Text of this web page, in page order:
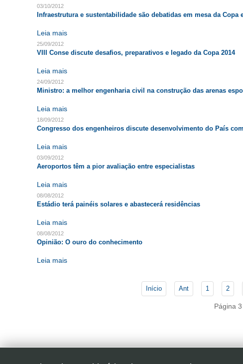
03/10/2012
Infraestrutura e sustentabilidade são debatidas em mesa da Copa
Leia mais
25/09/2012
VIII Conse discute desafios, preparativos e legado da Copa 2014
Leia mais
24/09/2012
Ministro: a melhor engenharia civil na construção das arenas
Leia mais
18/09/2012
Congresso dos engenheiros discute desenvolvimento do País
Leia mais
03/09/2012
Aeroportos têm a pior avaliação entre especialistas
Leia mais
08/08/2012
Estádio terá painéis solares e abastecerá residências
Leia mais
08/08/2012
Opinião: O ouro do conhecimento
Leia mais
Início Ant 1 2
Página